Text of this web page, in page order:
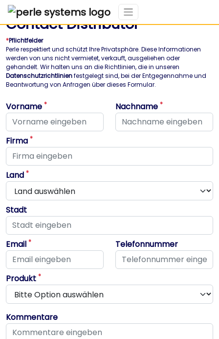
Contact Distributor
*Pflichtfelder
Perle respektiert und schützt Ihre Privatsphäre. Diese Informationen
werden von uns nicht vermietet, verkauft, ausgeliehen oder
gehandelt. Wir halten uns an die Richtlinien, die in unseren
Datenschutzrichtlinienfestgelegt sind, bei der Entgegennahme und
Beantwortung von Anfragen über dieses Formular.
Vorname *
Dieses Feld ist erforderlich
Nachname *
Firma *
Dieses Feld ist erforderlich
Land *
Stadt
Dieses Feld ist erforderlich
Email *
Dieses Feld ist erforderlich
Telefonnummer
Produkt *
Kommentare